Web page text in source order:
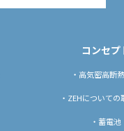
コンセプ
・高気密高断
・ZEHについての
・蓄電池